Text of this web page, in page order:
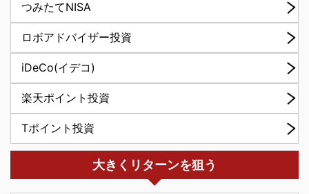
つみたてNISA
ロボアドバイザー投資
iDeCo(イデコ)
楽天ポイント投資
Tポイント投資
大きくリターンを狙う